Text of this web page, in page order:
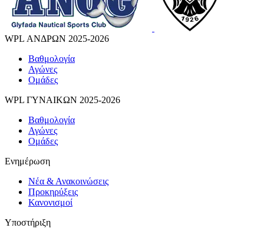
WPL ΑΝΔΡΩΝ 2025-2026
Βαθμολογία
Αγώνες
Ομάδες
WPL ΓΥΝΑΙΚΩΝ 2025-2026
Βαθμολογία
Αγώνες
Ομάδες
Ενημέρωση
Νέα & Ανακοινώσεις
Προκηρύξεις
Κανονισμοί
Υποστήριξη